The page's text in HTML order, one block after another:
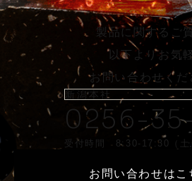
製品に関するご
以下よりお気
お問い合わせくだ
新潟本社
0256-35-
受付時間 8:30-17:30（土
お問い合わせはこ